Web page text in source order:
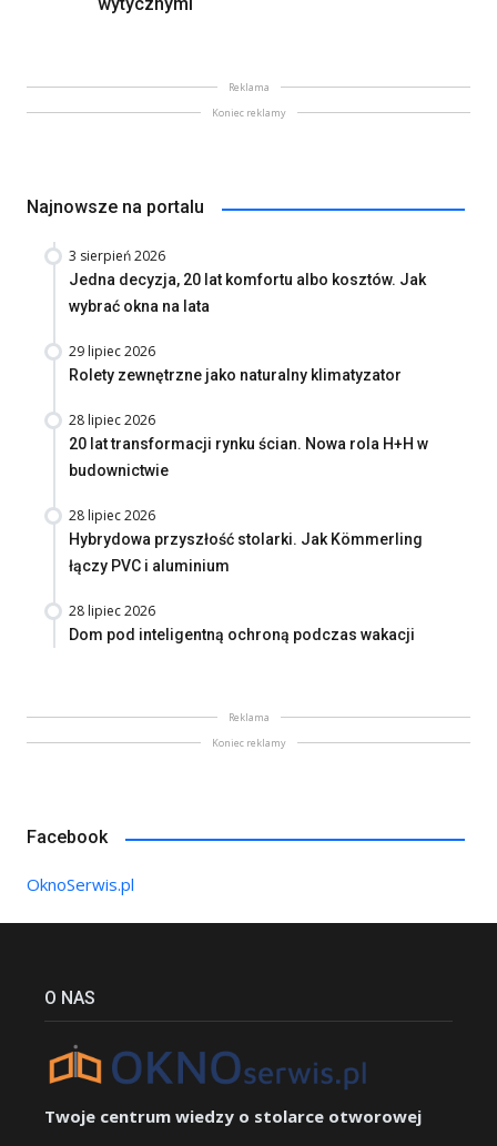
Reklama
Koniec reklamy
Najnowsze na portalu
3 sierpień 2026
Jedna decyzja, 20 lat komfortu albo kosztów. Jak
wybrać okna na lata
29 lipiec 2026
Rolety zewnętrzne jako naturalny klimatyzator
28 lipiec 2026
20 lat transformacji rynku ścian. Nowa rola H+H w
budownictwie
28 lipiec 2026
Hybrydowa przyszłość stolarki. Jak Kömmerling
łączy PVC i aluminium
28 lipiec 2026
Dom pod inteligentną ochroną podczas wakacji
Reklama
Koniec reklamy
Facebook
OknoSerwis.pl
O NAS
Twoje centrum wiedzy o stolarce otworowej